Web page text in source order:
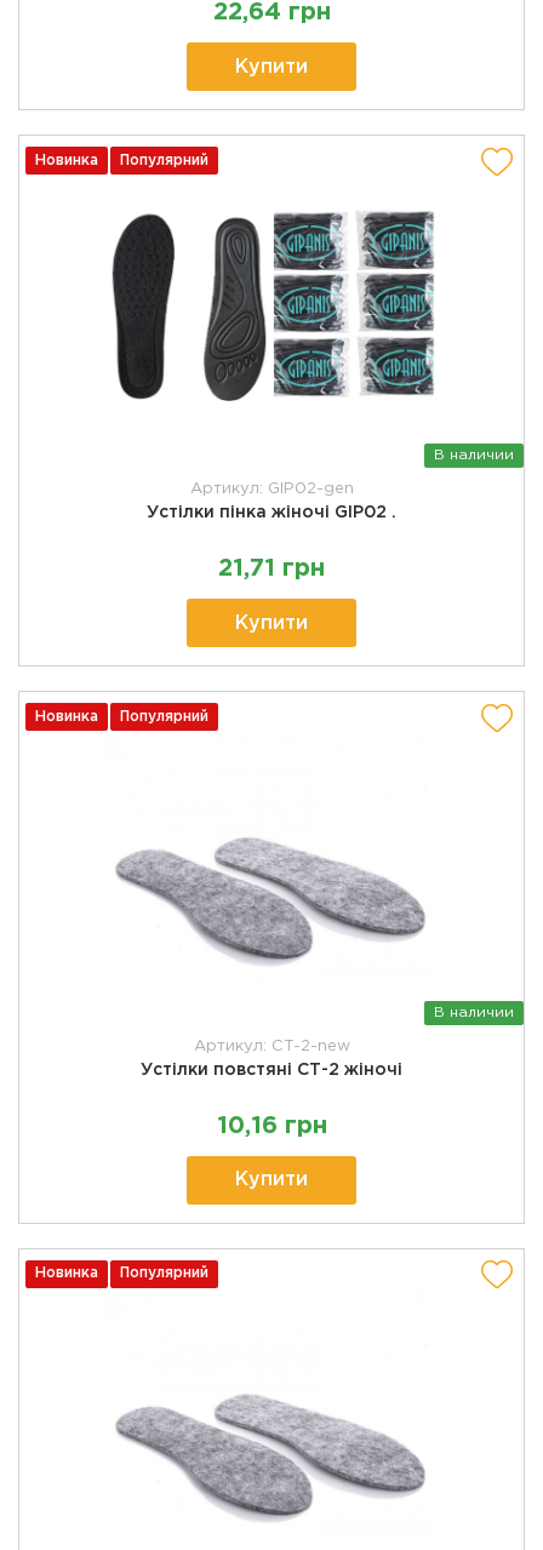
22,64 грн
Купити
Новинка Популярний
В наличии
Артикул: GIP02-gen
Устілки пінка жіночі GIP02 .
21,71 грн
Купити
Новинка Популярний
В наличии
Артикул: CT-2-new
Устілки повстяні СТ-2 жіночі
10,16 грн
Купити
Новинка Популярний